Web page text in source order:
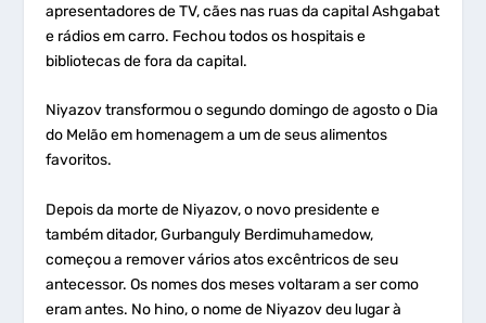
apresentadores de TV, cães nas ruas da capital Ashgabat
e rádios em carro. Fechou todos os hospitais e
bibliotecas de fora da capital.
Niyazov transformou o segundo domingo de agosto o Dia
do Melão em homenagem a um de seus alimentos
favoritos.
Depois da morte de Niyazov, o novo presidente e
também ditador, Gurbanguly Berdimuhamedow,
começou a remover vários atos excêntricos de seu
antecessor. Os nomes dos meses voltaram a ser como
eram antes. No hino, o nome de Niyazov deu lugar à